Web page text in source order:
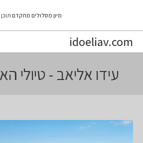
content
מיון מסלולים מתקדם תוכן
idoeliav.com
עידו אליאב - טיולי